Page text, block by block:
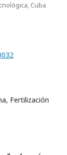
Cuba
Fertilización